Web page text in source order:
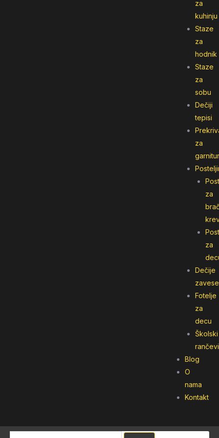
za
kuhinju
Staze
za
hodnik
Staze
za
sobu
Dečiji
tepisi
za
za
za
Dečije
zavese
Fotelje
za
decu
Školski
rančevi
Blog
O
nama
Kontakt
Pretraga